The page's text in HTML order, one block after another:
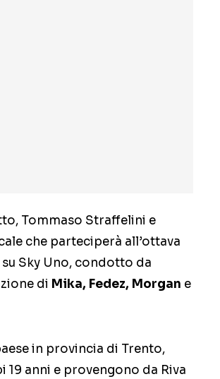
Tommaso Straffelini e
che parteciperà all’ottava
Sky Uno, condotto da
di Mika, Fedez, Morgan e
in provincia di Trento,
19 anni e provengono da Riva